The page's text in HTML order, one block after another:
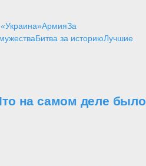
АрмияЗа
Битва за историюЛучшие
на самом деле было